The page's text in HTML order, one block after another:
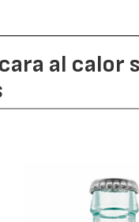
al calor